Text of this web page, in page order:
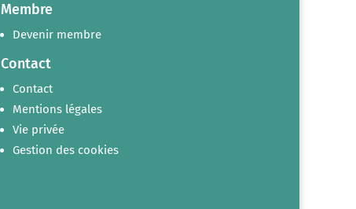
Membre
Devenir membre
Contact
Contact
Mentions légales
Vie privée
Gestion des cookies